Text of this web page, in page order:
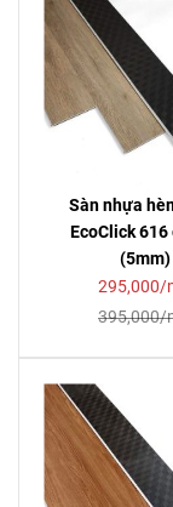
Sàn nhựa
EcoClick 616
(5mm)
295,000/
395,000/